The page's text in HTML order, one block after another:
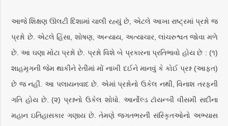
આજે શિક્ષણ ઊલટી દિશામાં ચાલી રહ્યું છે, એટલે આખા રાષ્ટ્રમાં પ્રશ્નો જ
પ્રશ્નો છે. એટલે હિંસા, શોષણ, અન્યાય, અત્યાચાર, લાંચરુશ્વત જોવા મળે
છે. આ ઘણા મોટા પ્રશ્નો છે. પ્રશ્નો વિશે બે પ્રકારના પ્રતિભાવો હોય છે : (૧)
શાહમૃગની જેમ થાકીને રેતીમાં મોં નાખી દઈને માનવું કે કોઈ પ્રશ્ન (આફત)
છે જ નહીં. આ પલાયનવાદ છે. એમાં પ્રશ્નોનો ઉકેલ નથી, વિનાશ તરફની
ગતિ હોય છે. (૨) પ્રશ્નનો ઉકેલ શોધો. આર્નોલ્ડ ટૉયન્બી વીસમી સદીના
મહાન ઇતિહાસકાર ગણાય છે. તેમણે જગતભરની સંસ્કૃિતઓનો અભ્યાસ